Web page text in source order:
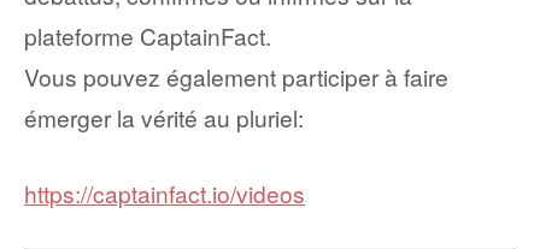
plateforme CaptainFact.
Vous pouvez également participer à faire
émerger la vérité au pluriel:
https://captainfact.io/videos